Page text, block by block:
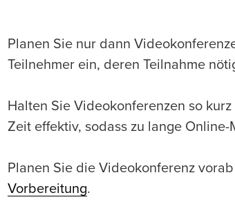
Planen Sie nur dann
Teilnehmer ein, deren Teilnahme
Halten Sie Videokonferenzen so
Zeit effektiv, sodass zu lange
Planen Sie die Videokonferenz
Vorbereitung.